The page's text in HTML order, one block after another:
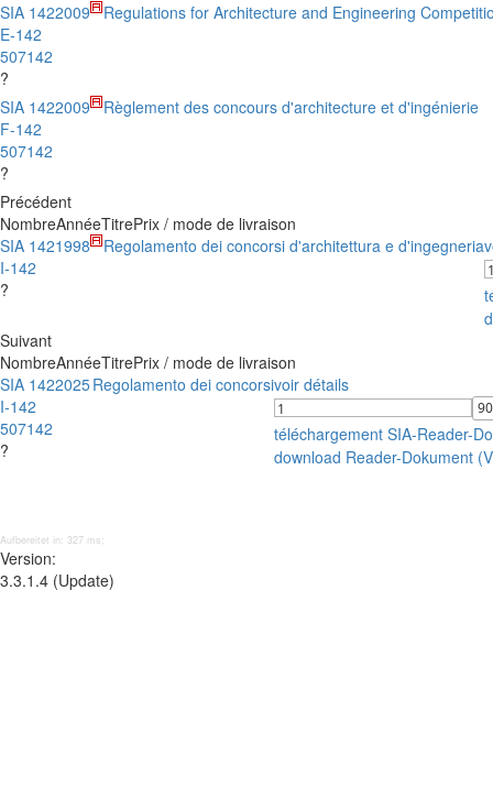
SIA 142
E-142
507142
?
2009 Regulations for Architecture and Engineering
SIA 142
F-142
507142
?
2009 Règlement des concours d'architecture et d'ingénierie
Précédent
NombreAnnéeTitrePrix / mode de livraison
SIA 142
I-142
?
1998 Regolamento dei concorsi d'architettura e d'ingegneria
Suivant
NombreAnnéeTitrePrix / mode de livraison
SIA 142
I-142
507142
?
2025Regolamento dei concorsivoir détails
téléchargement SIA-Reader-
download Reader-Dokument
Aufbereitet in: 327 ms;
Version:
3.3.1.4 (Update)